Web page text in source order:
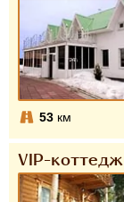
53 км
VIP-коттедж